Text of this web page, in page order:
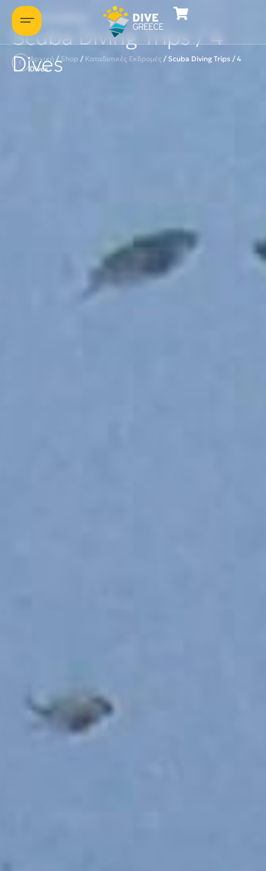
Ας συστηθούμε
Scuba Diving Trips / 4
Dives
Αρχική/Shop / Καταδυτικές Eκδρομές / Scuba Diving Trips / 4
Dives